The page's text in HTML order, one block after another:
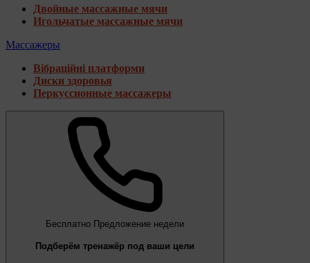
Двойные массажные мячи
Игольчатые массажные мячи
Массажеры
Вібраційні платформи
Диски здоровья
Перкуссионные массажеры
Бесплатно Предложение недели
Подберём тренажёр под ваши цели